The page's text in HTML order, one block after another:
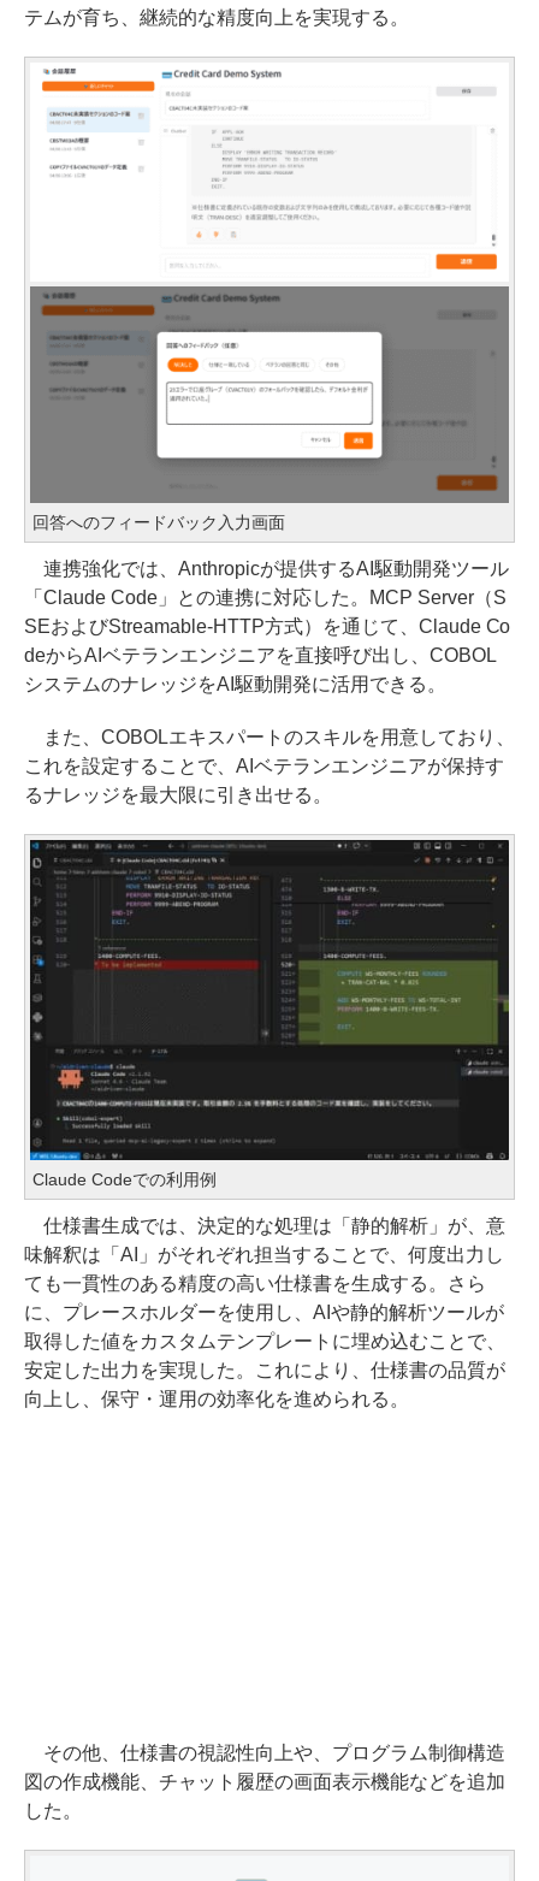
テムが育ち、継続的な精度向上を実現する。
回答へのフィードバック入力画面
連携強化では、Anthropicが提供するAI駆動開発ツール
「Claude Code」との連携に対応した。MCP Server（S
SEおよびStreamable-HTTP方式）を通じて、Claude Co
deからAIベテランエンジニアを直接呼び出し、COBOL
システムのナレッジをAI駆動開発に活用できる。
また、COBOLエキスパートのスキルを用意しており、
これを設定することで、AIベテランエンジニアが保持す
るナレッジを最大限に引き出せる。
Claude Codeでの利用例
仕様書生成では、決定的な処理は「静的解析」が、意
味解釈は「AI」がそれぞれ担当することで、何度出力し
ても一貫性のある精度の高い仕様書を生成する。さら
に、プレースホルダーを使用し、AIや静的解析ツールが
取得した値をカスタムテンプレートに埋め込むことで、
安定した出力を実現した。これにより、仕様書の品質が
向上し、保守・運用の効率化を進められる。
その他、仕様書の視認性向上や、プログラム制御構造
図の作成機能、チャット履歴の画面表示機能などを追加
した。